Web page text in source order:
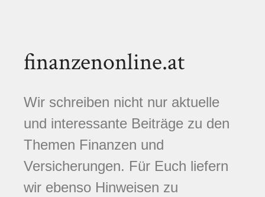
finanzenonline.at
Wir schreiben nicht nur aktuelle
und interessante Beiträge zu den
Themen Finanzen und
Versicherungen. Für Euch liefern
wir ebenso Hinweisen zu